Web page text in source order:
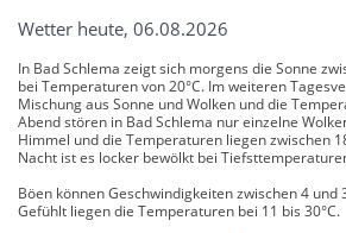
Wetter heute, 06.08.2026
In Bad Schlema zeigt sich morgens die Sonne
bei Temperaturen von 20°C. Im weiteren
Mischung aus Sonne und Wolken und die
Abend stören in Bad Schlema nur einzelne
Himmel und die Temperaturen liegen zwischen
Nacht ist es locker bewölkt bei
Böen können Geschwindigkeiten zwischen 4 und
Gefühlt liegen die Temperaturen bei 11 bis 30°C.